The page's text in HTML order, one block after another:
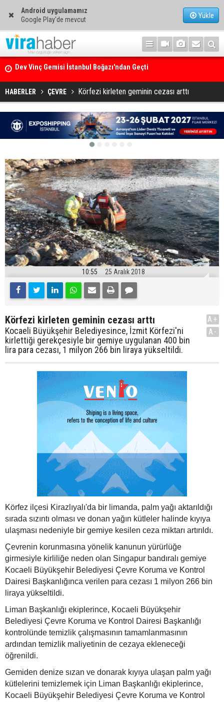
Android uygulamamız
Google Play'de mevcut
Yükle
Ege Denizi’nin En Büyük Mercan Ormanı
HABERLER ÇEVRE Körfezi kirleten geminin cezası arttı
10:55 25 Aralık 2018
Körfezi kirleten geminin cezası arttı
Kocaeli Büyükşehir Belediyesince, İzmit Körfezi'ni
kirlettiği gerekçesiyle bir gemiye uygulanan 400 bin
lira para cezası, 1 milyon 266 bin liraya yükseltildi.
A+
A-
Körfez ilçesi Kirazlıyalı'da bir limanda, palm yağı aktarıldığı
sırada sızıntı olması ve donan yağın kütleler halinde kıyıya
ulaşması nedeniyle bir gemiye kesilen ceza miktarı artırıldı.
Çevrenin korunmasına yönelik kanunun yürürlüğe
girmesiyle kirliliğe neden olan Singapur bandıralı gemiye
Kocaeli Büyükşehir Belediyesi Çevre Koruma ve Kontrol
Dairesi Başkanlığınca verilen para cezası 1 milyon 266 bin
liraya yükseltildi.
Liman Başkanlığı ekiplerince, Kocaeli Büyükşehir
Belediyesi Çevre Koruma ve Kontrol Dairesi Başkanlığı
kontrolünde temizlik çalışmasının tamamlanmasının
ardından temizlik maliyetinin de cezaya ekleneceği
öğrenildi.
Gemiden denize sızan ve donarak kıyıya ulaşan palm yağı
kütlelerini temizlemek için Liman Başkanlığı ekiplerince,
Kocaeli Büyükşehir Belediyesi Çevre Koruma ve Kontrol